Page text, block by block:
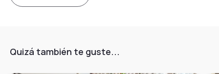
Quizá también te guste...